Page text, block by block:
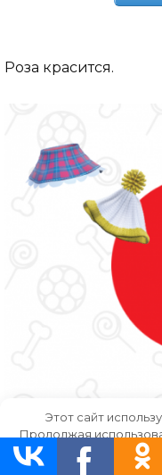
Роза красится.
Этот сайт
Продолжая
работу